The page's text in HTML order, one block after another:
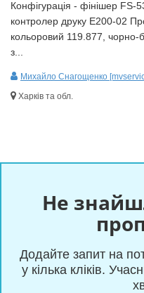
Конфігурація - фінішер FS-
контролер друку Е200-02
кольоровий 119.877, чорно-
з...
Михайло Снагощенко
Харків та обл.
Не
Додайте запит на
у кілька кліків.